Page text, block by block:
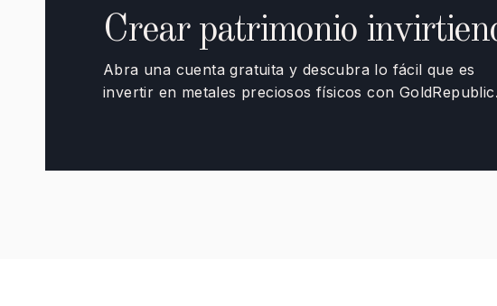
Crear patrimonio
Abra una cuenta gratuita y descubra lo fácil que es
invertir en metales preciosos físicos con GoldRepublic.